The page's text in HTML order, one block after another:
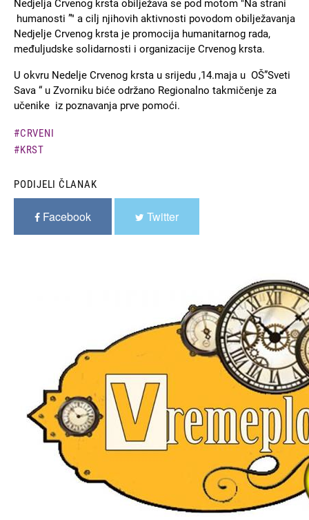
Nedjelja Crvenog krsta obilježava se pod motom "Na strani
humanosti ”" a cilj njihovih aktivnosti povodom obilježavanja
Nedjelje Crvenog krsta je promocija humanitarnog rada,
međuljudske solidarnosti i organizacije Crvenog krsta.
U okvru Nedelje Crvenog krsta u srijedu ,14.maja u OŠ”Sveti
Sava “ u Zvorniku biće održano Regionalno takmičenje za
učenike iz poznavanja prve pomoći.
CRVENI
KRST
PODIJELI ČLANAK
Facebook Twitter